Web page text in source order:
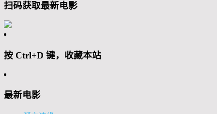
扫码获取最新电影
按 Ctrl+D 键，收藏本站
最新电影